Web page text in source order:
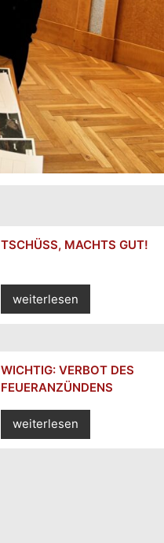
TSCHÜSS, MACHTS GUT!
weiterlesen
WICHTIG: VERBOT DES
FEUERANZÜNDENS
weiterlesen